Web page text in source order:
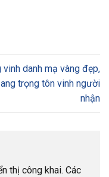
vinh danh mạ vàng đẹp,
trọng tôn vinh người
nhận
thị công khai. Các